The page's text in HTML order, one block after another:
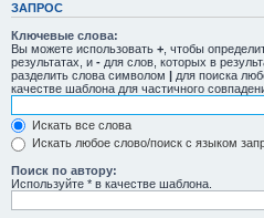
ЗАПРОС
Ключевые слова:
Вы можете использовать + , чтобы
результатах, и - для слов, которых в
разделить слова символом | для поиска
качестве шаблона для частичного
Искать все слова
Искать любое слово/поиск с языком
Поиск по автору:
Используйте * в качестве шаблона.